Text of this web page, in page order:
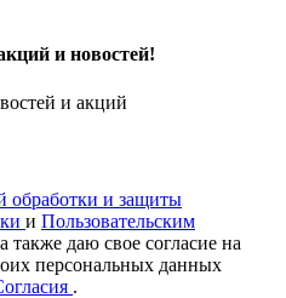
и новостей!
и акций
обработки и защиты
и Пользовательским
даю свое согласие на
персональных данных
.